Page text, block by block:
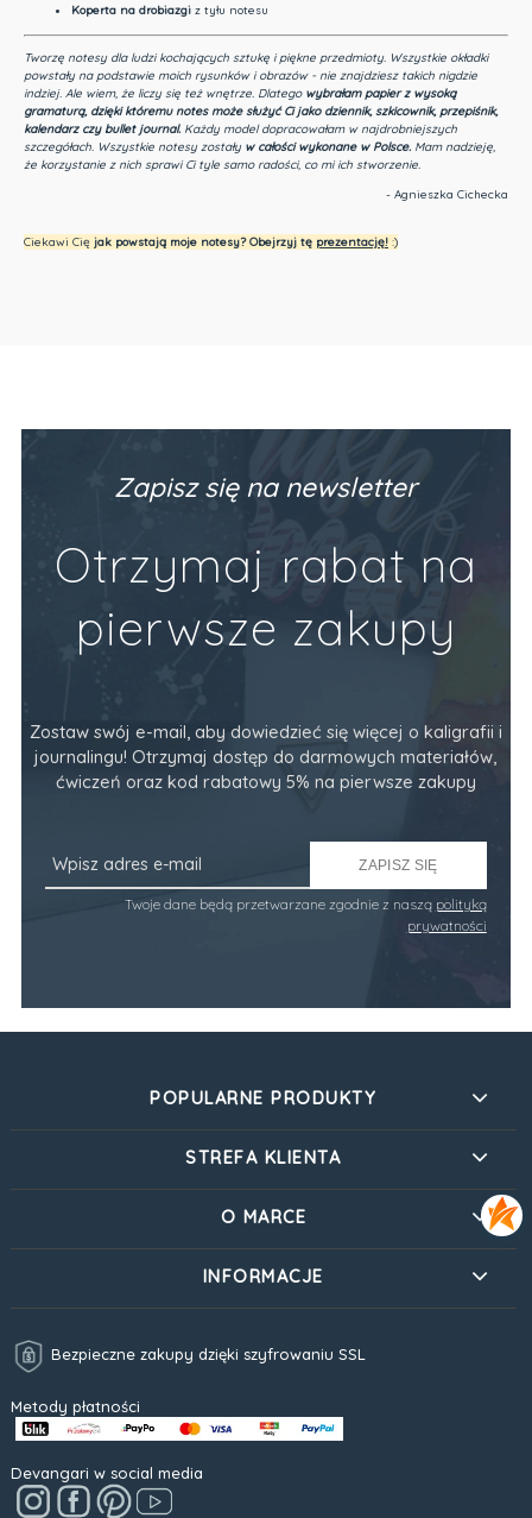
Koperta na drobiazgiz tyłu notesu
Tworzę notesy dla ludzi kochających sztukę i piękne przedmioty. Wszystkie okładki
powstały na podstawie moich rysunków i obrazów - nie znajdziesz takich nigdzie
indziej. Ale wiem, że liczy się też wnętrze. Dlatego wybrałam papier z wysoką
gramaturą, dzięki któremu notes może służyć Ci jako dziennik, szkicownik, przepiśnik,
kalendarz czy bullet journal. Każdy model dopracowałam w najdrobniejszych
szczegółach. Wszystkie notesy zostały w całości wykonane w Polsce.Mam nadzieję,
że korzystanie z nich sprawi Ci tyle samo radości, co mi ich stworzenie.
- Agnieszka Cichecka
Ciekawi Cięjak powstają moje notesy? Obejrzyj tę prezentację!:)
Zapisz się na newsletter
Otrzymaj rabat na
pierwsze zakupy
Zostaw swój e-mail, aby dowiedzieć się więcej o kaligrafii i
journalingu! Otrzymaj dostęp do darmowych materiałów,
ćwiczeń oraz kod rabatowy 5% na pierwsze zakupy
ZAPISZ SIĘ
Twoje dane będą przetwarzane zgodnie z naszą polityką
prywatności
POPULARNE PRODUKTY
STREFA KLIENTA
O MARCE
INFORMACJE
Bezpieczne zakupy dzięki szyfrowaniu SSL
Metody płatności
Devangari w social media